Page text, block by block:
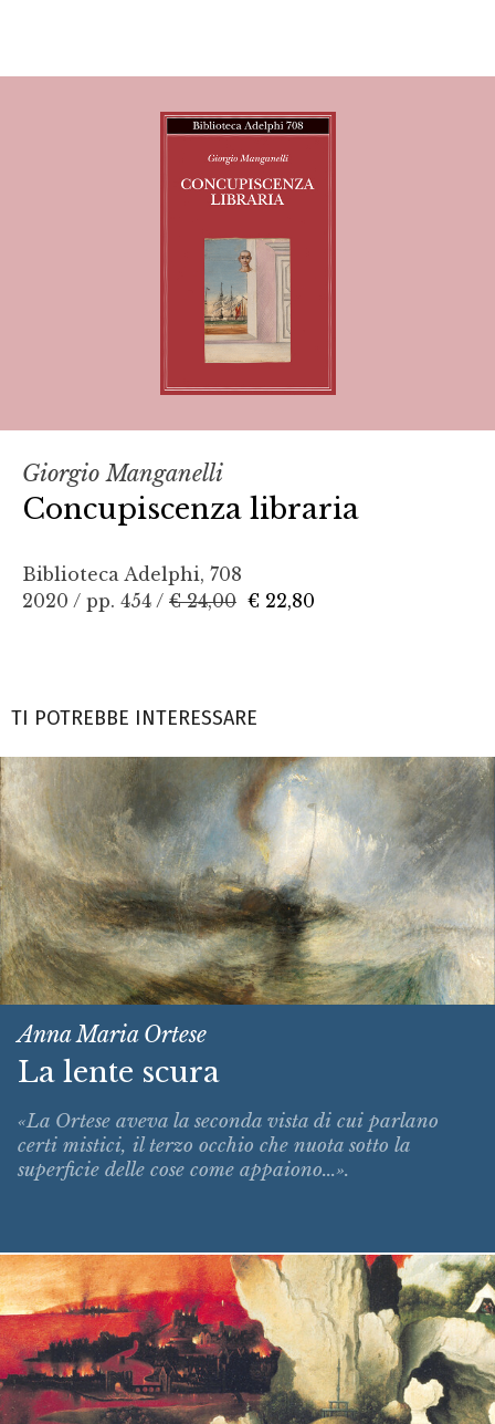
Giorgio Manganelli
Concupiscenza libraria
Biblioteca Adelphi, 708
2020 / pp. 454 / € 24,00 € 22,80
TI POTREBBE INTERESSARE
Anna Maria Ortese
La lente scura
«La Ortese aveva la seconda vista di cui parlano
certi mistici, il terzo occhio che nuota sotto la
superficie delle cose come appaiono...».